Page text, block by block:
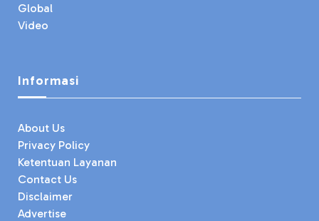
Global
Video
Informasi
About Us
Privacy Policy
Ketentuan Layanan
Contact Us
Disclaimer
Advertise